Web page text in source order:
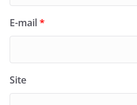
E-mail*
Site